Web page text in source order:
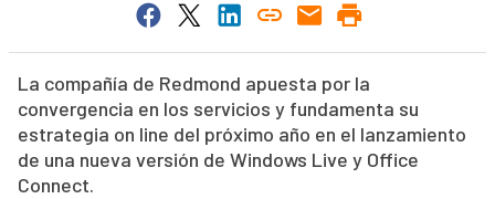
La compañía de Redmond apuesta por la
convergencia en los servicios y fundamenta su
estrategia on line del próximo año en el lanzamiento
de una nueva versión de Windows Live y Office
Connect.